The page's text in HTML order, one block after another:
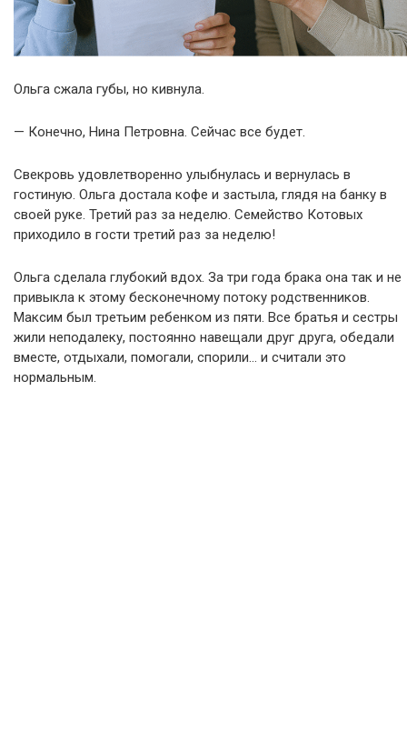
Ольга сжала губы, но кивнула.
— Конечно, Нина Петровна. Сейчас все будет.
Свекровь удовлетворенно улыбнулась и вернулась в
гостиную. Ольга достала кофе и застыла, глядя на банку в
своей руке. Третий раз за неделю. Семейство Котовых
приходило в гости третий раз за неделю!
Ольга сделала глубокий вдох. За три года брака она так и не
привыкла к этому бесконечному потоку родственников.
Максим был третьим ребенком из пяти. Все братья и сестры
жили неподалеку, постоянно навещали друг друга, обедали
вместе, отдыхали, помогали, спорили… и считали это
нормальным.